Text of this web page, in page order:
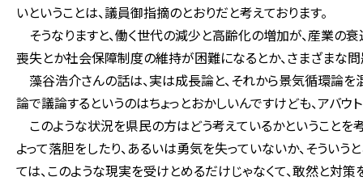
いということは、議員御指摘のとおりだと考えております。
そうなりますと、働く世代の減少と高齢化の増加が、産業の
喪失とか社会保障制度の維持が困難になるとか、さまざまな
藻谷浩介さんの話は、実は成長論と、それから景気循環論を
論で議論するというのはちょっとおかしいんですけども、アバウ
このような状況を県民の方はどう考えているかということを
よって落胆をしたり、あるいは勇気を失っていないか、そうい
ては、このような現実を受けとめるだけじゃなくて、敢然と対